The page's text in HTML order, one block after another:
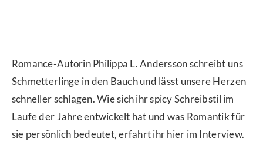
Romance-Autorin Philippa L. Andersson schreibt uns
Schmetterlinge in den Bauch und lässt unsere Herzen
schneller schlagen. Wie sich ihr spicy Schreibstil im
Laufe der Jahre entwickelt hat und was Romantik für
sie persönlich bedeutet, erfahrt ihr hier im Interview.